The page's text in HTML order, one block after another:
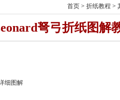
首页 >折纸教程 >
弩弓折纸图解
细图解